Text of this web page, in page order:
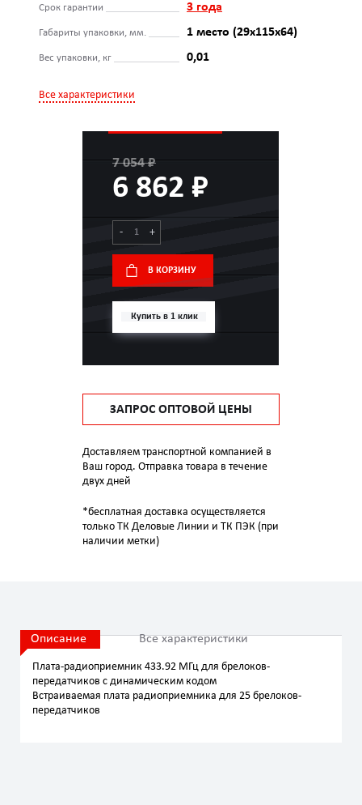
Срок гарантии 3 года
Габариты упаковки, мм. 1 место (29х115х64)
Вес упаковки, кг 0,01
Все характеристики
7 054 ₽
6 862 ₽
- +
В КОРЗИНУ
Купить в 1 клик
ЗАПРОС ОПТОВОЙ ЦЕНЫ
Доставляем транспортной компанией в
Ваш город. Отправка товара в течение
двух дней
*бесплатная доставка осуществляется
только ТК Деловые Линии и ТК ПЭК (при
наличии метки)
Описание Все характеристики
Плата-радиоприемник 433.92 МГц для брелоков-
передатчиков с динамическим кодом
Встраиваемая плата радиоприемника для 25 брелоков-
передатчиков